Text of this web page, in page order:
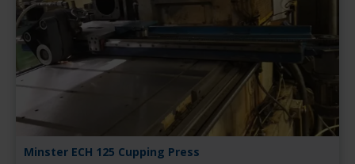
Minster ECH 125 Cupping Press